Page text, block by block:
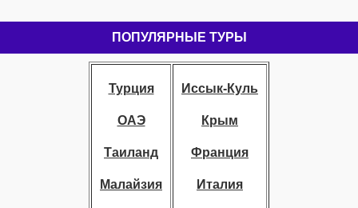
ПОПУЛЯРНЫЕ ТУРЫ
Турция
ОАЭ
Таиланд
Малайзия
Иссык-Куль
Крым
Франция
Италия